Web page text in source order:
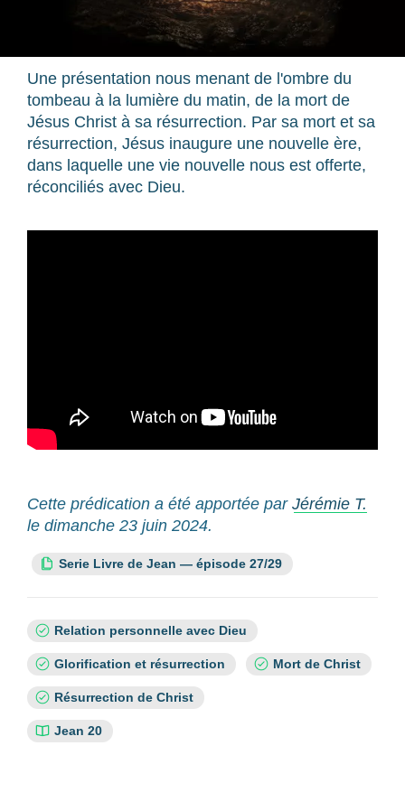
Une présentation nous menant de l'ombre du
tombeau à la lumière du matin, de la mort de
Jésus Christ à sa résurrection. Par sa mort et sa
résurrection, Jésus inaugure une nouvelle ère,
dans laquelle une vie nouvelle nous est offerte,
réconciliés avec Dieu.
Cette prédication a été apportée par Jérémie T.
le dimanche 23 juin 2024.
Cette ressource fait partie de la série :
Serie Livre de Jean — épisode 27/29
SujetsRelation personnelle avec Dieu
Glorification et résurrection Mort de Christ
Résurrection de Christ
Références
Jean 20